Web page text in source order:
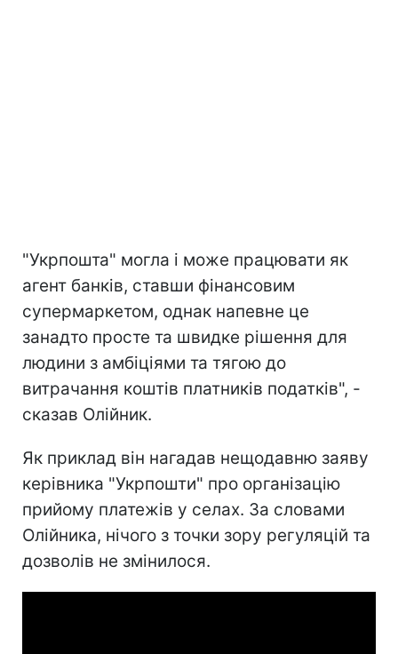
"Укрпошта" могла і може працювати як
агент банків, ставши фінансовим
супермаркетом, однак напевне це
занадто просте та швидке рішення для
людини з амбіціями та тягою до
витрачання коштів платників податків", -
сказав Олійник.
Як приклад він нагадав нещодавню заяву
керівника "Укрпошти" про організацію
прийому платежів у селах. За словами
Олійника, нічого з точки зору регуляцій та
дозволів не змінилося.